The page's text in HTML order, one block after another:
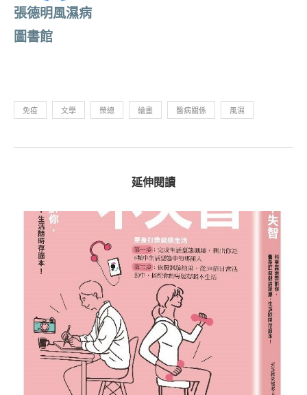
張德明風濕病
圖書館
免疫 文學 榮總 繪畫 醫病關係 風濕
延伸閱讀